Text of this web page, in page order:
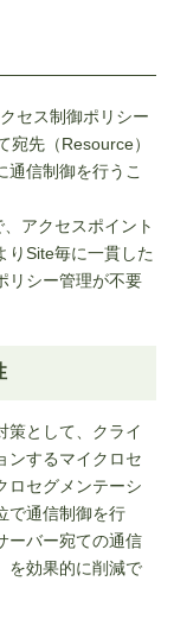
セス制御ポリシー
宛先（Resource）
通信制御を行うこ
アクセスポイント
りSite毎に一貫した
リシー管理が不要
策として、クライ
ンするマイクロセ
ロセグメンテーシ
で通信制御を行
ーバー宛ての通信
を効果的に削減で